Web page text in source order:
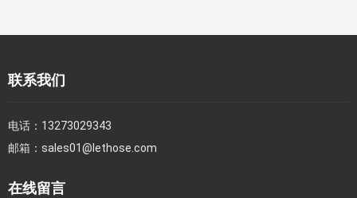
联系我们
电话： 13273029343
邮箱： sales01@lethose.com
在线留言